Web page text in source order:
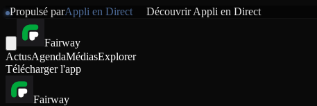
Propulsé parAppli en Direct DécouvrirAppli en Direct
Fairway
ActusAgendaMédiasExplorer
Télécharger l'app
Fairway